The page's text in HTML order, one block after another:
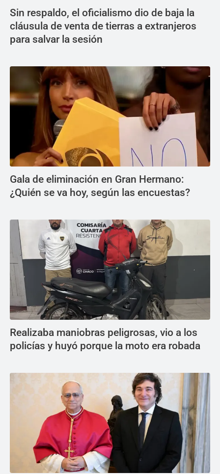
Sin respaldo, el oficialismo dio de baja la
cláusula de venta de tierras a extranjeros
para salvar la sesión
Gala de eliminación en Gran Hermano:
¿Quién se va hoy, según las encuestas?
Realizaba maniobras peligrosas, vio a los
policías y huyó porque la moto era robada